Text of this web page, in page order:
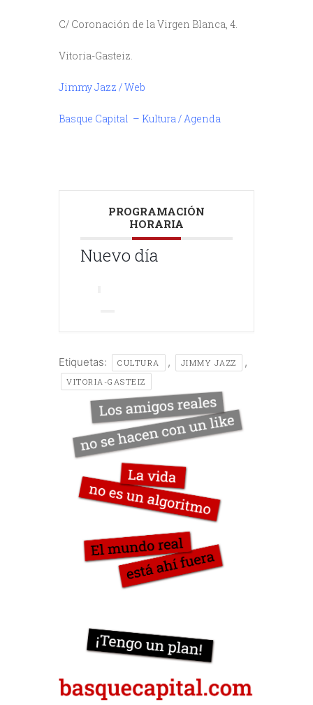
C/ Coronación de la Virgen Blanca, 4.
Vitoria-Gasteiz.
Jimmy Jazz / Web
Basque Capital – Kultura / Agenda
PROGRAMACIÓN
HORARIA
Nuevo día
Etiquetas: CULTURA , JIMMY JAZZ ,
VITORIA-GASTEIZ